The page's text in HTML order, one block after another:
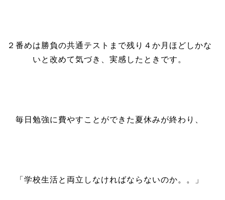
２番めは勝負の共通テストまで残り４か月ほどしかな
いと改めて気づき、実感したときです。
毎日勉強に費やすことができた夏休みが終わり、
「学校生活と両立しなければならないのか。。」